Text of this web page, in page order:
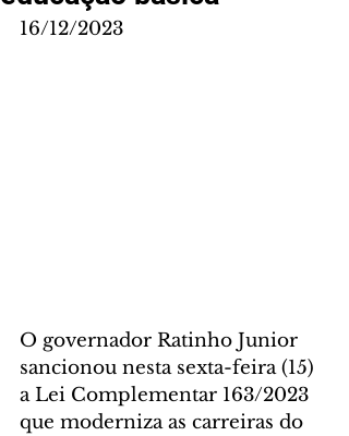
16/12/2023
O governador Ratinho Junior
sancionou nesta sexta-feira (15)
a Lei Complementar 163/2023
que moderniza as carreiras do